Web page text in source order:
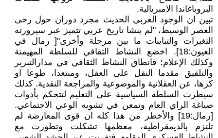
البروباغاندا الامبريالية.
تبين ان الوجود العربي الحديث مجرد دوران حول رحى
العصر الوسيط، "لم ينشا تاريخ عربي تتميز عبر سيرورته
التغيرات والتباينات ما بين مرحلة وأخرى"[ رمال في
العيون:18]. اخضع النشاط الثقافي للسلطة المهيمنة
وكذلك الإعلام؛ فانطاق النشاط الثقافي في مدارالتبرير
والتلفيق مقدما النقل على العقل، ومبتعدا، طوعا او
كرها، عن العقلانية والموضوعية والمراجعة النقدية. كذلك
سيطرت السلطة السياسية على التعليم لتتحكم بأدوات
صياغة الراي العام وتمعن في تشويه الوعي الاجتماعي.
[رمال:19] والأخطر من هذا كله ان قوى المعارضة لم
تلتزم بالديمقراطية، معظمها تشكلت وتطورت مع